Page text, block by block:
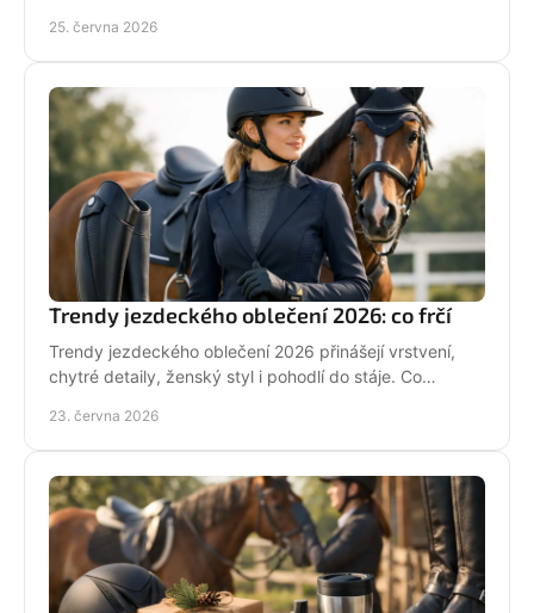
25. června 2026
Trendy jezdeckého oblečení 2026: co frčí
Trendy jezdeckého oblečení 2026 přinášejí vrstvení,
chytré detaily, ženský styl i pohodlí do stáje. Co
23. června 2026